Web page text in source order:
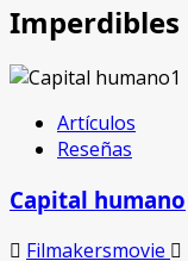
Imperdibles
Artículos
Reseñas
Capital humano
Filmakersmovie